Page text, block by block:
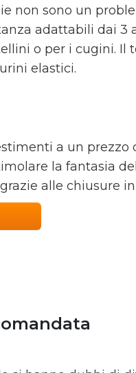
non sono un
adattabili dai 3
o per i cugini. Il
elastici.
a un
la fantasia
alle chiusure